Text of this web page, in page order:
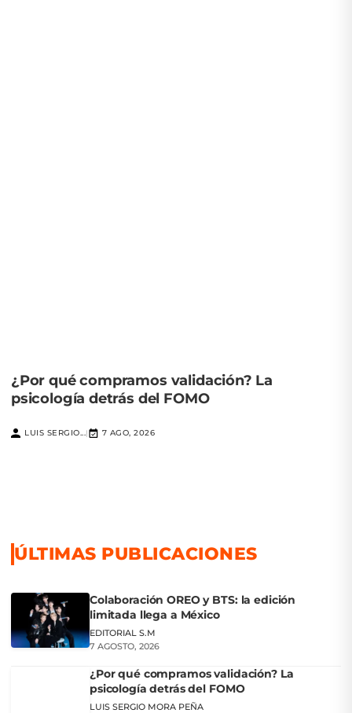
¿Por qué compramos validación? La
psicología detrás del FOMO
LUIS SERGIO...| 7 AGO, 2026
ÚLTIMAS PUBLICACIONES
Colaboración OREO y BTS: la edición
limitada llega a México
EDITORIAL S.M
7 AGOSTO, 2026
¿Por qué compramos validación? La
psicología detrás del FOMO
LUIS SERGIO MORA PEÑA